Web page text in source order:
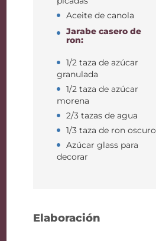
Aceite de canola
Jarabe casero de
ron:
1/2 taza de azúcar
granulada
1/2 taza de azúcar
morena
2/3 tazas de agua
1/3 taza de ron oscuro
Azúcar glass para
decorar
Elaboración